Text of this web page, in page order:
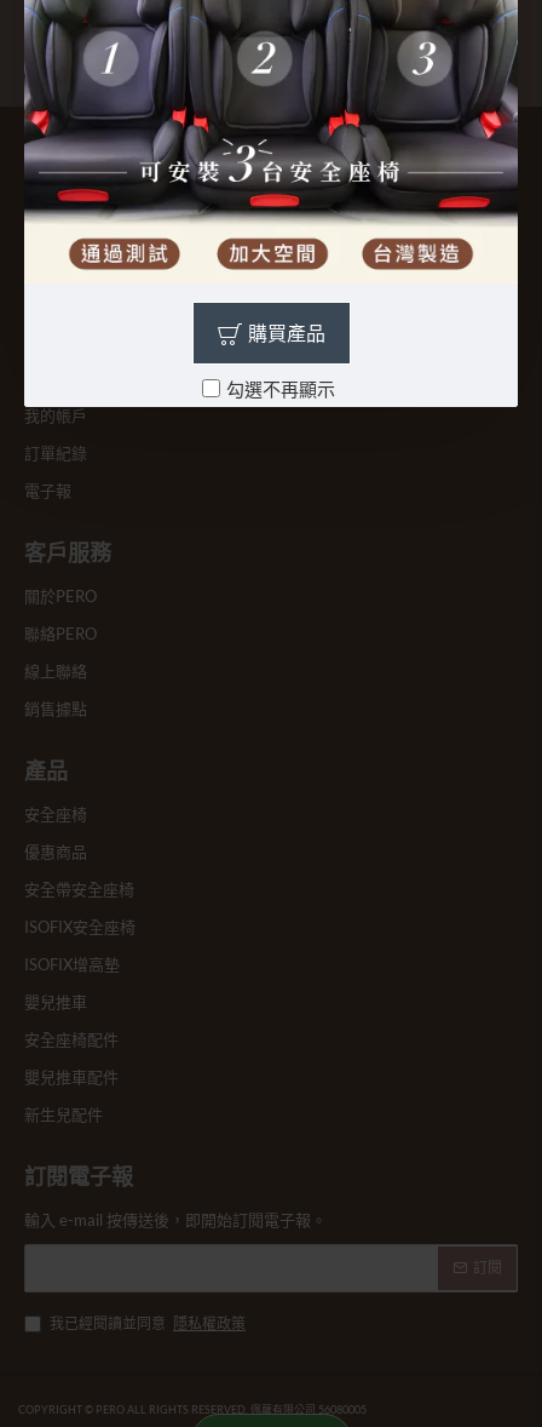
購買產品
勾選不再顯示
常用連結
運送說明
隱私權政策
會員條款
我的帳戶
訂單紀錄
電子報
客戶服務
關於PERO
聯絡PERO
線上聯絡
銷售據點
產品
安全座椅
優惠商品
安全帶安全座椅
ISOFIX安全座椅
ISOFIX增高墊
嬰兒推車
安全座椅配件
嬰兒推車配件
新生兒配件
訂閱電子報
輸入 e-mail 按傳送後，即開始訂閱電子報。
訂閱
我已經閱讀並同意 隱私權政策
COPYRIGHT © PERO ALL RIGHTS RESERVED. 佩蘿有限公司 56080005